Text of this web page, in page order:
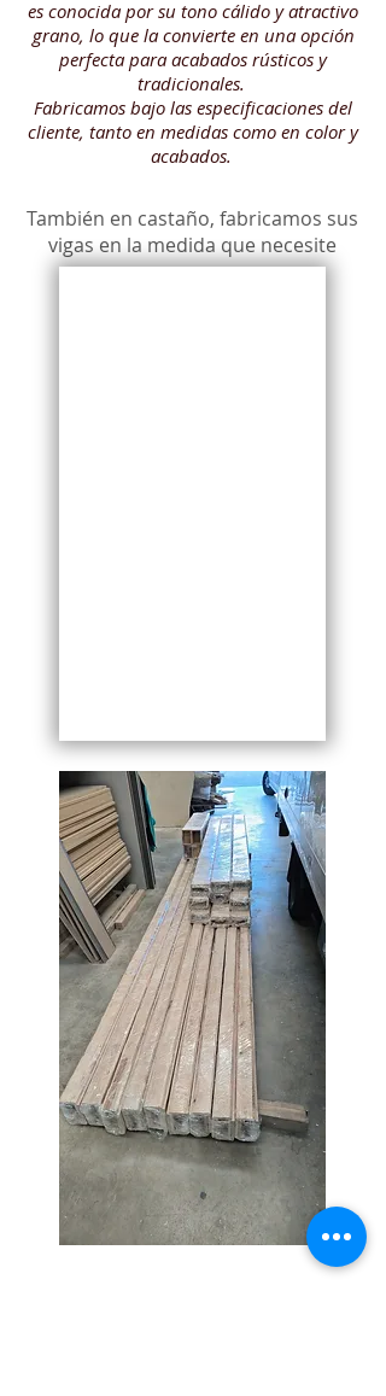
es conocida por su tono cálido y atractivo
grano, lo que la convierte en una opción
perfecta para acabados rústicos y
tradicionales.
Fabricamos bajo las especificaciones del
cliente, tanto en medidas como en color y
acabados.
También en castaño, fabricamos sus
vigas en la medida que necesite